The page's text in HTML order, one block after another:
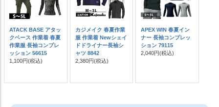
ATACK BASE アタッ
クベース 作業着 春夏
作業服 長袖コンプレ
ッション 56615
1,100円(税込)
カジメイク 春夏作業
服 作業着 Newシェイ
ドドライナー長袖シ
ャツ 8842
2,380円(税込)
APEX WIN 春夏イン
ナー 長袖コンプレッ
ション 79115
2,040円(税込)